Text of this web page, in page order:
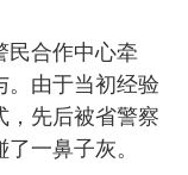
民合作中心牵
。由于当初经验
，先后被省警察
一鼻子灰。